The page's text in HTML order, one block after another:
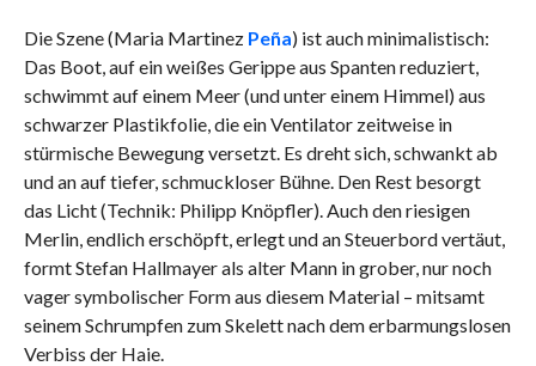
Die Szene (Maria Martinez Peña) ist auch minimalistisch:
Das Boot, auf ein weißes Gerippe aus Spanten reduziert,
schwimmt auf einem Meer (und unter einem Himmel) aus
schwarzer Plastikfolie, die ein Ventilator zeitweise in
stürmische Bewegung versetzt. Es dreht sich, schwankt ab
und an auf tiefer, schmuckloser Bühne. Den Rest besorgt
das Licht (Technik: Philipp Knöpfler). Auch den riesigen
Merlin, endlich erschöpft, erlegt und an Steuerbord vertäut,
formt Stefan Hallmayer als alter Mann in grober, nur noch
vager symbolischer Form aus diesem Material – mitsamt
seinem Schrumpfen zum Skelett nach dem erbarmungslosen
Verbiss der Haie.